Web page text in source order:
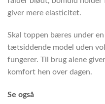
giver mere elasticitet.
Skal toppen bæres under
tætsiddende model uden
fungerer. Til brug alene
komfort hen over dagen.
Se også